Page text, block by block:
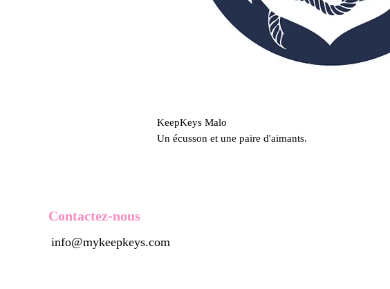
KeepKeys Malo
Un écusson et une paire d'aimants.
Contactez-nous
info@mykeepkeys.com